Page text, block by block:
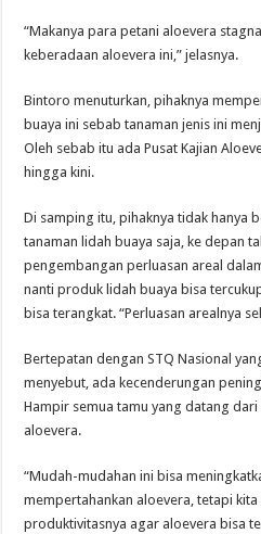
“Makanya para petani aloevera
keberadaan aloevera ini,” jelasnya.
Bintoro menuturkan, pihaknya
buaya ini sebab tanaman jenis ini
Oleh sebab itu ada Pusat Kajian
hingga kini.
Di samping itu, pihaknya tidak hanya
tanaman lidah buaya saja, ke depan
pengembangan perluasan areal
nanti produk lidah buaya bisa
bisa terangkat. “Perluasan arealnya
Bertepatan dengan STQ Nasional
menyebut, ada kecenderungan
Hampir semua tamu yang datang
aloevera.
“Mudah-mudahan ini bisa
mempertahankan aloevera, tetapi
produktivitasnya agar aloevera bisa